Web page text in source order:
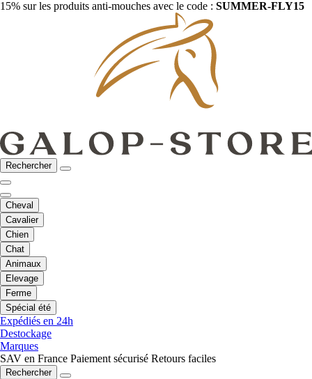
15% sur les produits anti-mouches avec le code : SUMMER-FLY15
Rechercher
Cheval
Cavalier
Chien
Chat
Animaux
Elevage
Ferme
Spécial été
Expédiés en 24h
Destockage
Marques
SAV en France Paiement sécurisé Retours faciles
Rechercher